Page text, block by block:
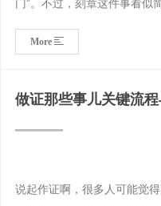
门”。不过，刻章这件事看似
More
做证那些事儿关键流
说起作证啊，很多人可能觉